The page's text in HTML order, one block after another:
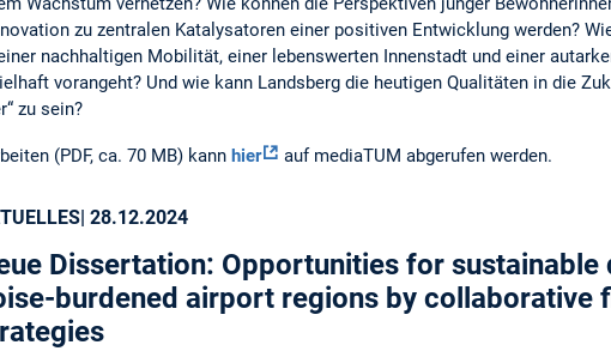
zu zentralen Katalysatoren einer positiven Entwicklung werden?
nachhaltigen Mobilität, einer lebenswerten Innenstadt und einer
vorangeht? Und wie kann Landsberg die heutigen Qualitäten in die
zu sein?
(PDF, ca. 70 MB) kann hier auf mediaTUM abgerufen werden.
| 28.12.2024
Dissertation: Opportunities for
burdened airport regions by collaborative